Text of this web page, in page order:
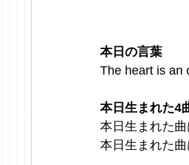
本日の言葉
The heart is an
本日生まれた4
本日生まれた曲
本日生まれた曲